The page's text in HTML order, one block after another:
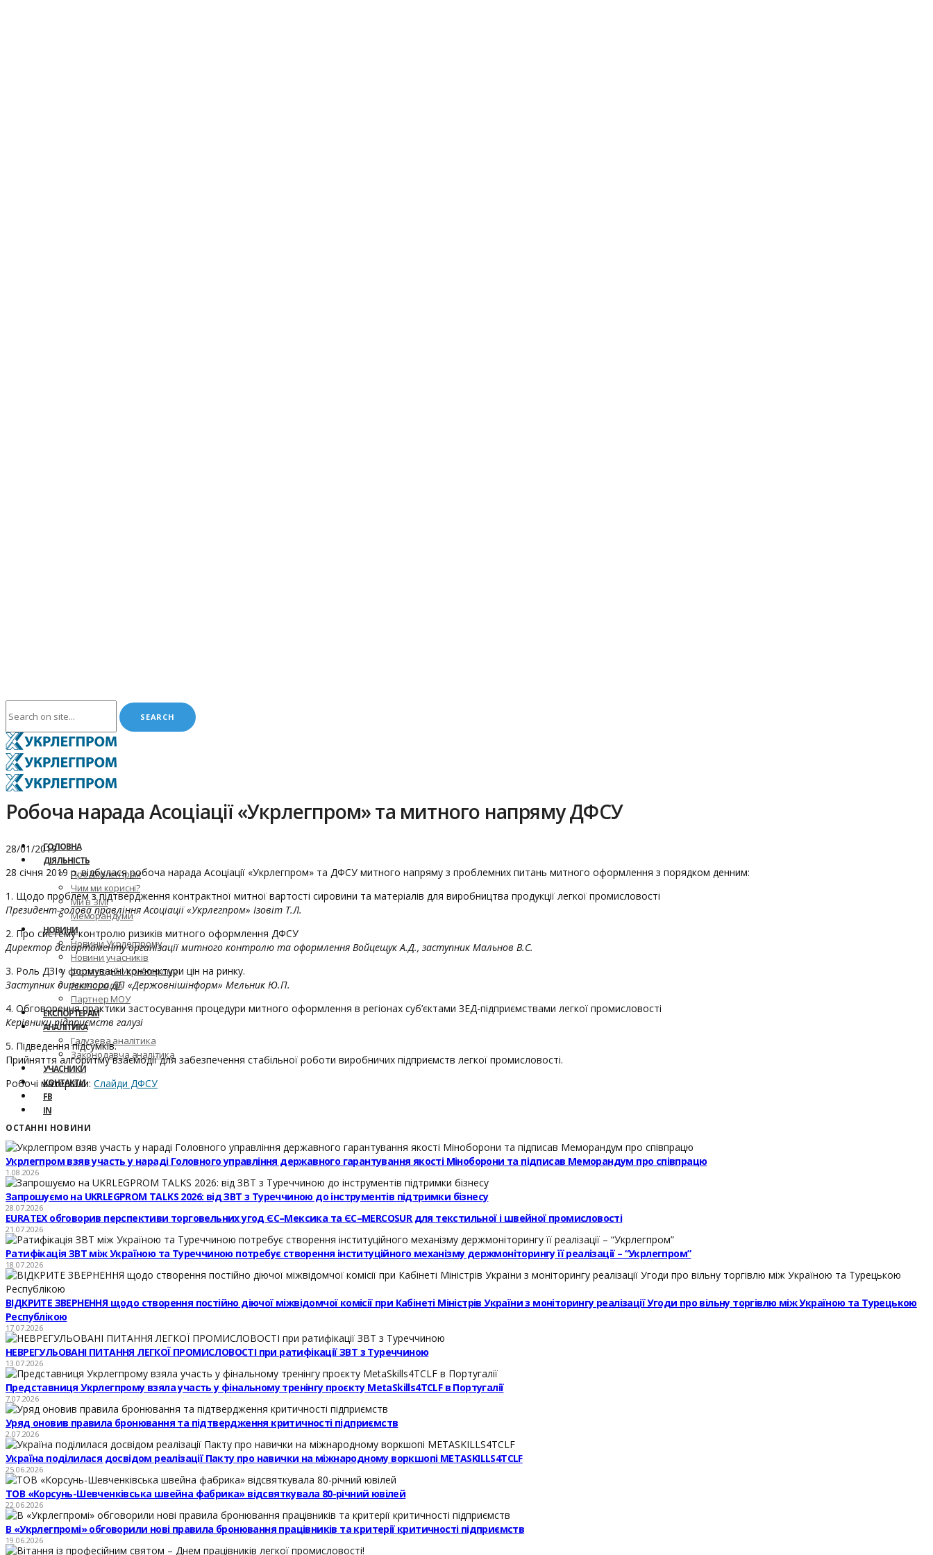
ГОЛОВНА
ДІЯЛЬНІСТЬ
Про Укрлегпром
Чим ми корисні?
Ми в ЗМІ
Меморандуми
НОВИНИ
Новини Укрлегпрому
Новини учасників
Фото подій Укрлегпрому
Анонс подій
Партнер МОУ
ЕКСПОРТЕРАМ
АНАЛІТИКА
Галузева аналітика
Законодавча аналітика
УЧАСНИКИ
КОНТАКТИ
FB
IN
Робоча нарада Асоціації «Укрлегпром» та митного напряму ДФСУ
28/01/2019
28 січня 2019 р. відбулася робоча нарада Асоціації «Укрлегпром» та ДФСУ митного напряму з проблемних питань митного оформлення з порядком денним:
1. Щодо проблем з підтвердження контрактної митної вартості сировини та матеріалів для виробництва продукції легкої промисловості
Президент-голова правління Асоціації «Укрлегпром» Ізовіт Т.Л.
2. Про систему контролю ризиків митного оформлення ДФСУ
Директор департаменту організації митного контролю та оформлення Войцещук А.Д., заступник Мальнов В.С.
3. Роль ДЗІ у формуванні кон’юнктури цін на ринку.
Заступник директора ДП «Держовнішінформ» Мельник Ю.П.
4. Обговорення практики застосування процедури митного оформлення в регіонах суб’єктами ЗЕД-підприємствами легкої промисловості
Керівники підприємств галузі
5. Підведення підсумків.
Прийняття алгоритму взаємодії для забезпечення стабільної роботи виробничих підприємств легкої промисловості.
Робочі матеріали: Слайди ДФСУ
ОСТАННІ НОВИНИ
Укрлегпром взяв участь у нараді Головного управління державного гарантування якості Міноборони та підписав Меморандум про співпрацю
1.08.2026
Запрошуємо на UKRLEGPROM TALKS 2026: від ЗВТ з Туреччиною до інструментів підтримки бізнесу
28.07.2026
EURATEX обговорив перспективи торговельних угод ЄС–Мексика та ЄС–MERCOSUR для текстильної і швейної промисловості
21.07.2026
Ратифікація ЗВТ між Україною та Туреччиною потребує створення інституційного механізму держмоніторингу її реалізації – “Укрлегпром”
18.07.2026
ВІДКРИТЕ ЗВЕРНЕННЯ щодо створення постійно діючої міжвідомчої комісії при Кабінеті Міністрів України з моніторингу реалізації Угоди про вільну торгівлю між Україною та Турецькою
Республікою
17.07.2026
НЕВРЕГУЛЬОВАНІ ПИТАННЯ ЛЕГКОЇ ПРОМИСЛОВОСТІ при ратифікації ЗВТ з Туреччиною
13.07.2026
Представниця Укрлегпрому взяла участь у фінальному тренінгу проєкту MetaSkills4TCLF в Португалії
7.07.2026
Уряд оновив правила бронювання та підтвердження критичності підприємств
2.07.2026
Україна поділилася досвідом реалізації Пакту про навички на міжнародному воркшопі METASKILLS4TCLF
25.06.2026
ТОВ «Корсунь-Шевченківська швейна фабрика» відсвяткувала 80-річний ювілей
22.06.2026
В «Укрлегпромі» обговорили нові правила бронювання працівників та критерії критичності підприємств
19.06.2026